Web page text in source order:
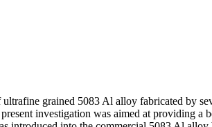
grained 5083 Al alloy fabricated by
investigation was aimed at providing